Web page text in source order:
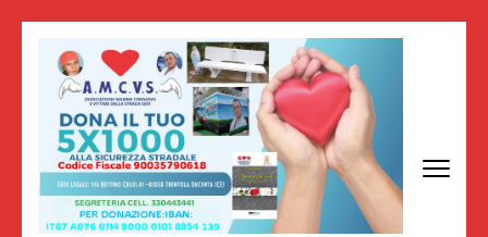
contenuto
(premi
invio)